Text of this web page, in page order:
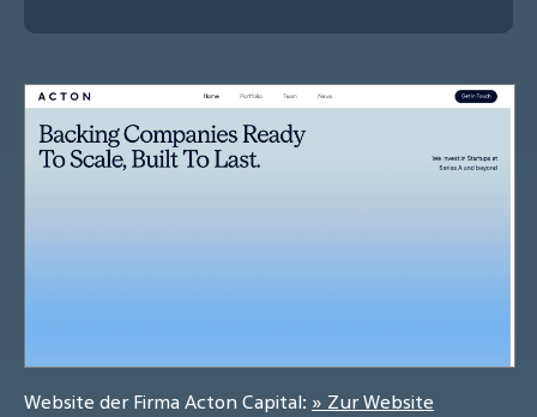
Website der Firma Acton Capital: » Zur Website